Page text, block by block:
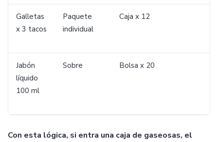
Galletas
x 3 tacos
Paquete
individual
Caja x 12
Jabón
líquido
100 ml
Sobre Bolsa x 20
Con esta lógica, si entra una caja de gaseosas, el